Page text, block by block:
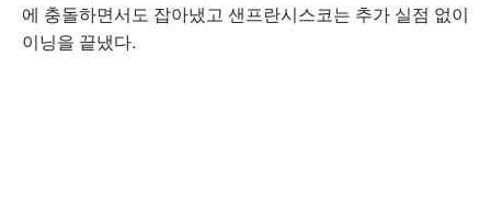
에 충돌하면서도 잡아냈고 샌프란시스코는 추가 실점 없이
이닝을 끝냈다.